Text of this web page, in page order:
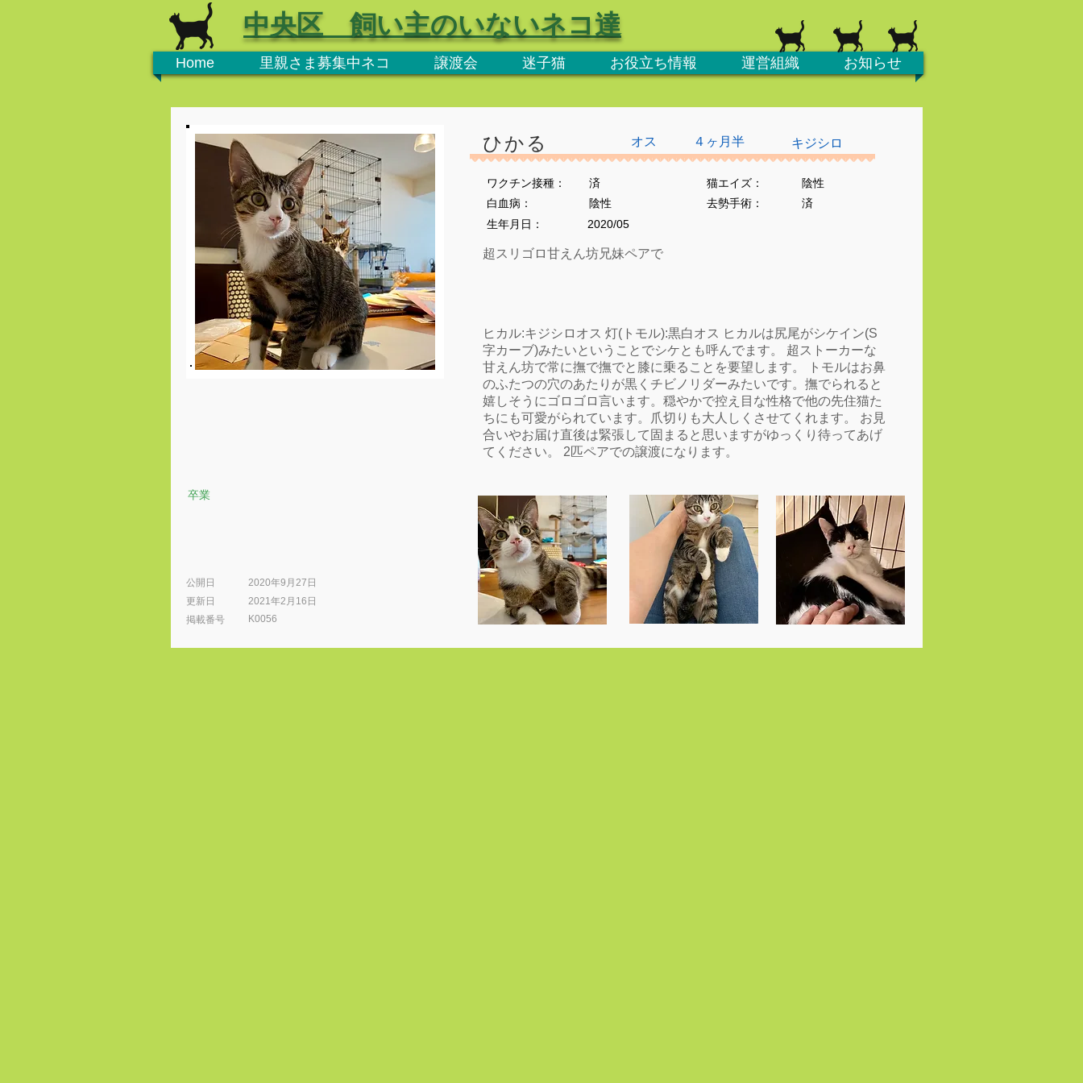
Home 里親さま募集中ネコ 譲渡会 迷子猫 お役立ち情報 運営組織 お知らせ
中央区 飼い主のいないネコ達
卒業
公開日
2020年9月27日
更新日
2021年2月16日
​掲載番号
K0056
オス
ひかる ４ヶ月半 キジシロ
ワクチン接種： 猫エイズ：
済
陰性
​白血病：
陰性 ​去勢手術：
済
生年月日：
2020/05
超スリゴロ甘えん坊兄妹ペアで
ヒカル:キジシロオス 灯(トモル):黒白オス ヒカルは尻尾がシケイン(S
字カーブ)みたいということでシケとも呼んでます。 超ストーカーな
甘えん坊で常に撫で撫でと膝に乗ることを要望します。 トモルはお鼻
のふたつの穴のあたりが黒くチビノリダーみたいです。撫でられると
嬉しそうにゴロゴロ言います。穏やかで控え目な性格で他の先住猫た
ちにも可愛がられています。爪切りも大人しくさせてくれます。 お見
合いやお届け直後は緊張して固まると思いますがゆっくり待ってあげ
てください。 2匹ペアでの譲渡になります。